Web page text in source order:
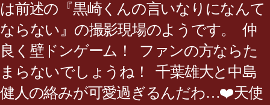
は前述の『黒崎くんの言いなりになんて
ならない』の撮影現場のようです。 仲
良く壁ドンゲーム！ ファンの方ならた
まらないでしょうね！ 千葉雄大と中島
健人の絡みが可愛過ぎるんだわ…❤️天使